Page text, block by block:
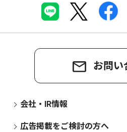
お問い
会社・IR情報
広告掲載をご検討の方へ